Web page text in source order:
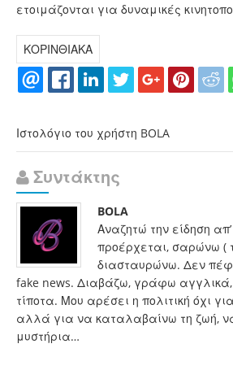
ετοιμάζονται για δυναμικές
ΚΟΡΙΝΘΙΑΚΑ
Ιστολόγιο του χρήστη BOLA
Συντάκτης
BOLA
Αναζητώ την είδηση
προέρχεται, σαρώνω (
διασταυρώνω. Δεν
fake news. Διαβάζω, γράφω
τίποτα. Μου αρέσει η πολιτική όχι
αλλά για να καταλαβαίνω τη ζωή,
μυστήρια…